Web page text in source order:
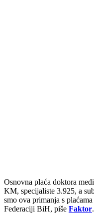
Osnovna plaća doktora
KM, specijaliste 3.925, a
smo ova primanja s
Federaciji BiH, piše Faktor.